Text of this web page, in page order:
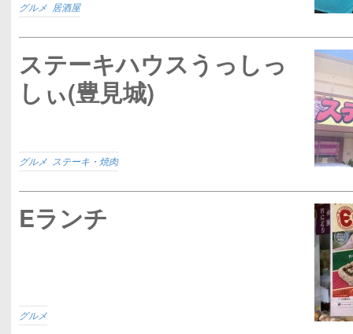
グルメ 居酒屋
ステーキハウスうっしっ
しぃ(豊見城)
グルメ ステーキ・焼肉
Eランチ
グルメ